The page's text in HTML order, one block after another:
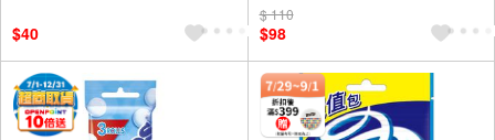
$40
贈OPENPOINT
滿額9折
$ 110
$98